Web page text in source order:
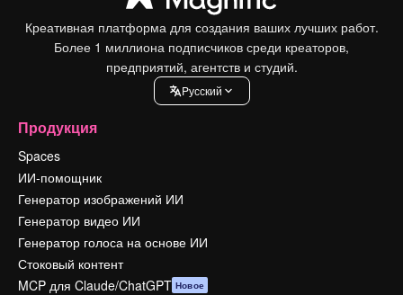
Креативная платформа для создания ваших лучших работ.
Более 1 миллиона подписчиков среди креаторов,
предприятий, агентств и студий.
Pусский
Продукция
Spaces
ИИ-помощник
Генератор изображений ИИ
Генератор видео ИИ
Генератор голоса на основе ИИ
Стоковый контент
MCP для Claude/ChatGPT Новое